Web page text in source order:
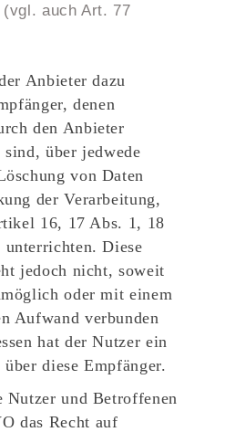
auch Art. 77
Anbieter dazu
denen
den Anbieter
über jedwede
von Daten
der Verarbeitung,
16, 17 Abs. 1, 18
Diese
jedoch nicht, soweit
oder mit einem
Aufwand verbunden
hat der Nutzer ein
diese Empfänger.
Nutzer und Betroffenen
das Recht auf